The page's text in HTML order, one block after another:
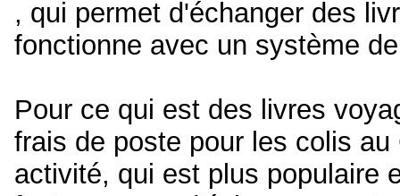
, qui permet d'échanger des
fonctionne avec un système
Pour ce qui est des livres
frais de poste pour les colis
activité, qui est plus populaire